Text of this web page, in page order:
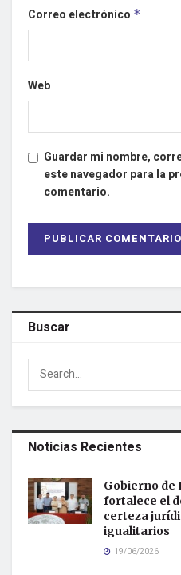
Correo electrónico *
Web
Guardar mi nombre,
este navegador para la
comentario.
Buscar
Noticias Recientes
Gobierno de
fortalece el
certeza
igualitarios
19/06/2026